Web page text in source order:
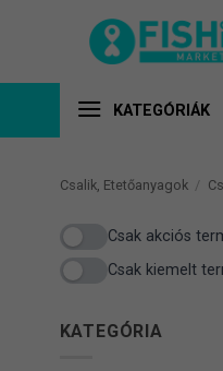
KATEGÓRIÁK
Csalik, Etetőanyagok /
Csak akciós
Csak kiemelt
KATEGÓRIA